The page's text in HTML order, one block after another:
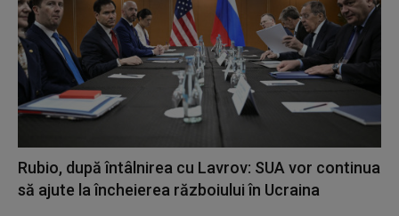
Rubio, după întâlnirea cu Lavrov: SUA vor continua
să ajute la încheierea războiului în Ucraina